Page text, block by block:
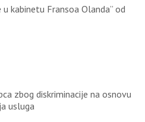
kabinetu Fransoa Olanda” od
zbog diskriminacije na osnovu
usluga